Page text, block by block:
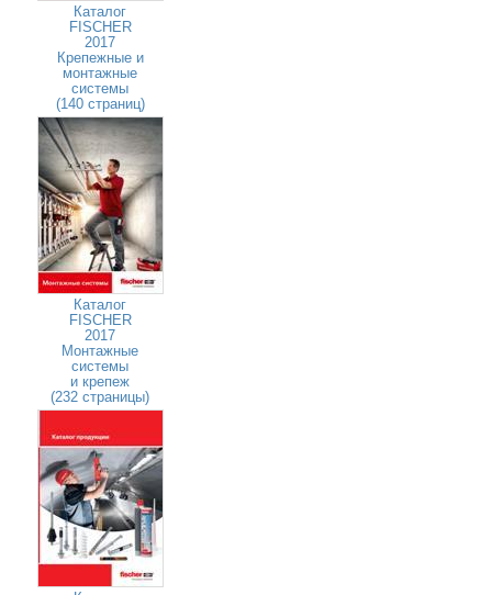
Каталог
FISCHER
2017
Крепежные и
монтажные
системы
(140 страниц)
Каталог
FISCHER
2017
Монтажные
системы
и крепеж
(232 страницы)